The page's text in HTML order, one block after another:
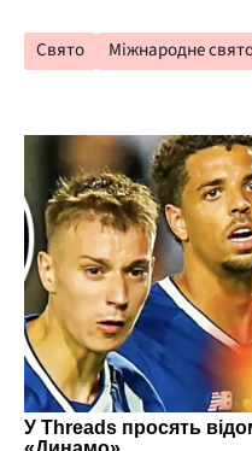
Свято Міжнародне